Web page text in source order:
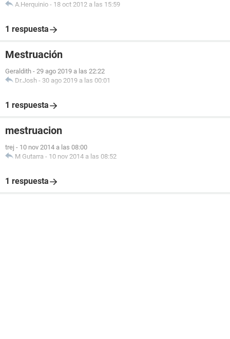
A.Herquinio - 18 oct 2012 a las 15:59
1 respuesta
Mestruación
Geraldith - 29 ago 2019 a las 22:22
Dr.Josh - 30 ago 2019 a las 00:01
1 respuesta
mestruacion
trej - 10 nov 2014 a las 08:00
M Gutarra - 10 nov 2014 a las 08:52
1 respuesta